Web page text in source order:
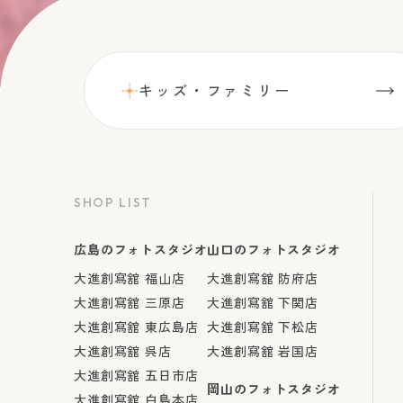
キッズ・ファミリー
SHOP LIST
広島のフォトスタジオ
大進創寫舘 福山店
大進創寫舘 三原店
大進創寫舘 東広島店
大進創寫舘 呉店
大進創寫舘 五日市店
山口のフォトスタジオ
大進創寫舘 防府店
大進創寫舘 下関店
大進創寫舘 下松店
大進創寫舘 岩国店
岡山のフォトスタジオ